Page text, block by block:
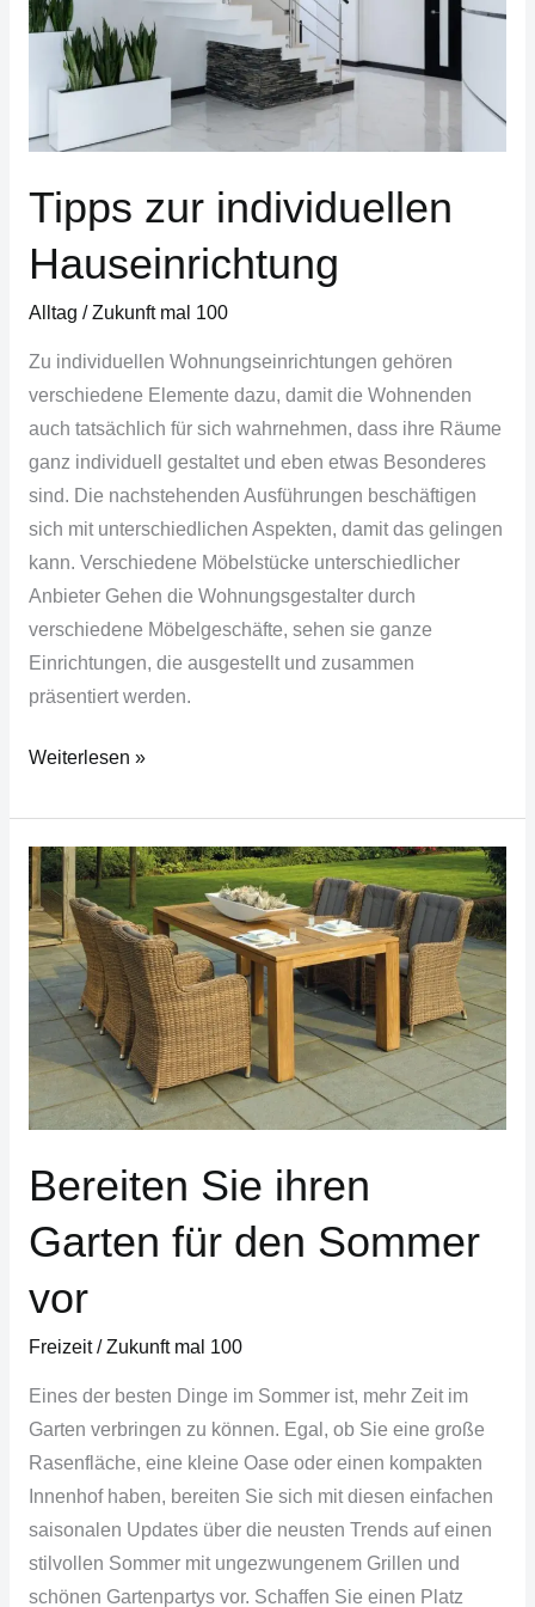
Tipps zur individuellen
Hauseinrichtung
Alltag /Zukunft mal 100
Zu individuellen Wohnungseinrichtungen gehören
verschiedene Elemente dazu, damit die Wohnenden
auch tatsächlich für sich wahrnehmen, dass ihre Räume
ganz individuell gestaltet und eben etwas Besonderes
sind. Die nachstehenden Ausführungen beschäftigen
sich mit unterschiedlichen Aspekten, damit das gelingen
kann. Verschiedene Möbelstücke unterschiedlicher
Anbieter Gehen die Wohnungsgestalter durch
verschiedene Möbelgeschäfte, sehen sie ganze
Einrichtungen, die ausgestellt und zusammen
präsentiert werden.
Weiterlesen »
Bereiten Sie ihren
Garten für den Sommer
vor
Freizeit/Zukunft mal 100
Eines der besten Dinge im Sommer ist, mehr Zeit im
Garten verbringen zu können. Egal, ob Sie eine große
Rasenfläche, eine kleine Oase oder einen kompakten
Innenhof haben, bereiten Sie sich mit diesen einfachen
saisonalen Updates über die neusten Trends auf einen
stilvollen Sommer mit ungezwungenem Grillen und
schönen Gartenpartys vor. Schaffen Sie einen Platz
Bereiten
Sie
ihren
Garten
für
den
Sommer